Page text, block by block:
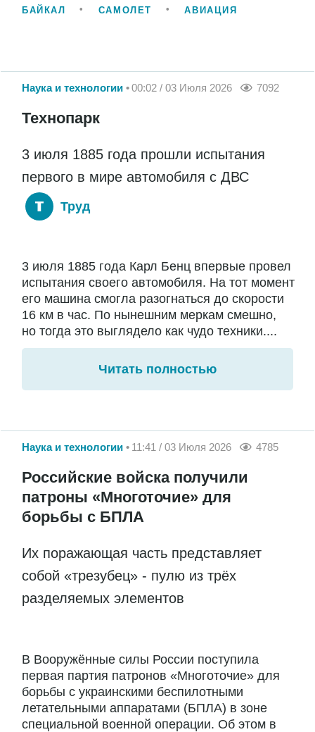
БАЙКАЛ САМОЛЕТ АВИАЦИЯ
Наука и технологии 00:02 / 03 Июля 2026 7092
Технопарк
3 июля 1885 года прошли испытания
первого в мире автомобиля с ДВС
Труд
3 июля 1885 года Карл Бенц впервые провел
испытания своего автомобиля. На тот момент
его машина смогла разогнаться до скорости
16 км в час. По нынешним меркам смешно,
но тогда это выглядело как чудо техники....
Читать полностью
Наука и технологии 11:41 / 03 Июля 2026 4785
Российские войска получили
патроны «Многоточие» для
борьбы с БПЛА
Их поражающая часть представляет
собой «трезубец» - пулю из трёх
разделяемых элементов
В Вооружённые силы России поступила
первая партия патронов «Многоточие» для
борьбы с украинскими беспилотными
летательными аппаратами (БПЛА) в зоне
специальной военной операции. Об этом в